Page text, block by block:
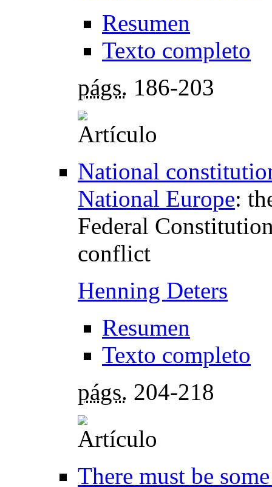
Resumen
Texto completo
págs. 186-203
National
National Europe:
Federal
conflict
Henning Deters
Resumen
Texto completo
págs. 204-218
There must be